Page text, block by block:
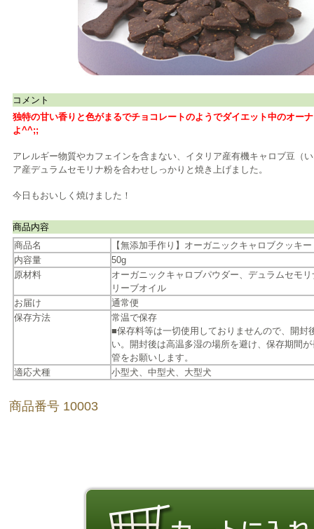
コメント
独特の甘い香りと色がまるでチョコレートのようでダイエット中のオー
よ^^;;
アレルギー物質やカフェインを含まない、イタリア産有機キャロブ豆（
ア産デュラムセモリナ粉を合わせしっかりと焼き上げました。
今日もおいしく焼けました！
商品内容
商品名
【無添加手作り】オーガニックキャロブクッキー
内容量
50g
原材料
オーガニックキャロブパウダー、デュラムセモ
リーブオイル
お届け
通常便
保存方法
常温で保存
■保存料等は一切使用しておりませんので、開封
い。開封後は高温多湿の場所を避け、保存期間
管をお願いします。
適応犬種
小型犬、中型犬、大型犬
商品番号 10003